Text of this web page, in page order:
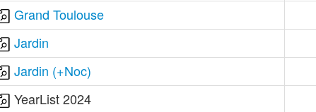
Grand Toulouse
Jardin
Jardin (+Noc)
YearList 2024